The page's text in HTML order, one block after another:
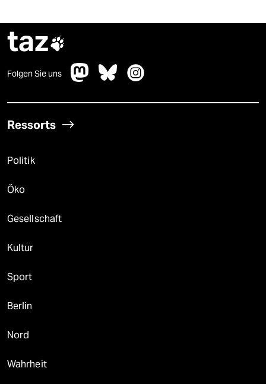
taz
Folgen Sie uns
Ressorts
Politik
Öko
Gesellschaft
Kultur
Sport
Berlin
Nord
Wahrheit